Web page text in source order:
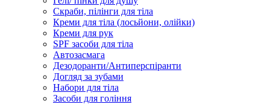
Скраби, пілінги для тіла
Креми для тіла (лосьйони, олійки)
Креми для рук
SPF засоби для тіла
Автозасмага
Дезодоранти/Антиперспіранти
Догляд за зубами
Набори для тіла
Засоби для гоління